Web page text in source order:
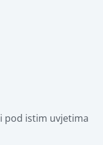
pod istim uvjetima